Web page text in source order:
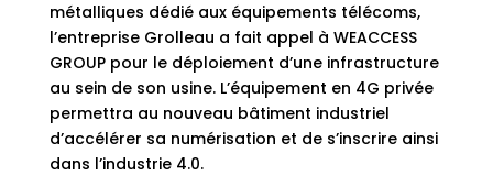
métalliques dédié aux équipements télécoms,
l’entreprise Grolleau a fait appel à WEACCESS
GROUP pour le déploiement d’une infrastructure
au sein de son usine. L’équipement en 4G privée
permettra au nouveau bâtiment industriel
d’accélérer sa numérisation et de s’inscrire ainsi
dans l’industrie 4.0.